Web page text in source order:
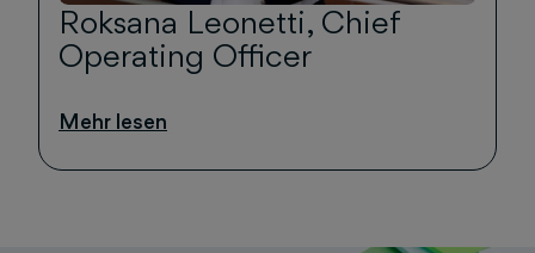
Roksana Leonetti, Chief
Operating Officer
Mehr lesen